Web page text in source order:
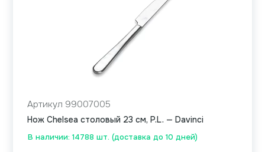
В наличии: 14788 шт. (доставка до 10 дней)
Артикул 99007005
Нож Chelsea столовый 23 см, P.L. — Davinci